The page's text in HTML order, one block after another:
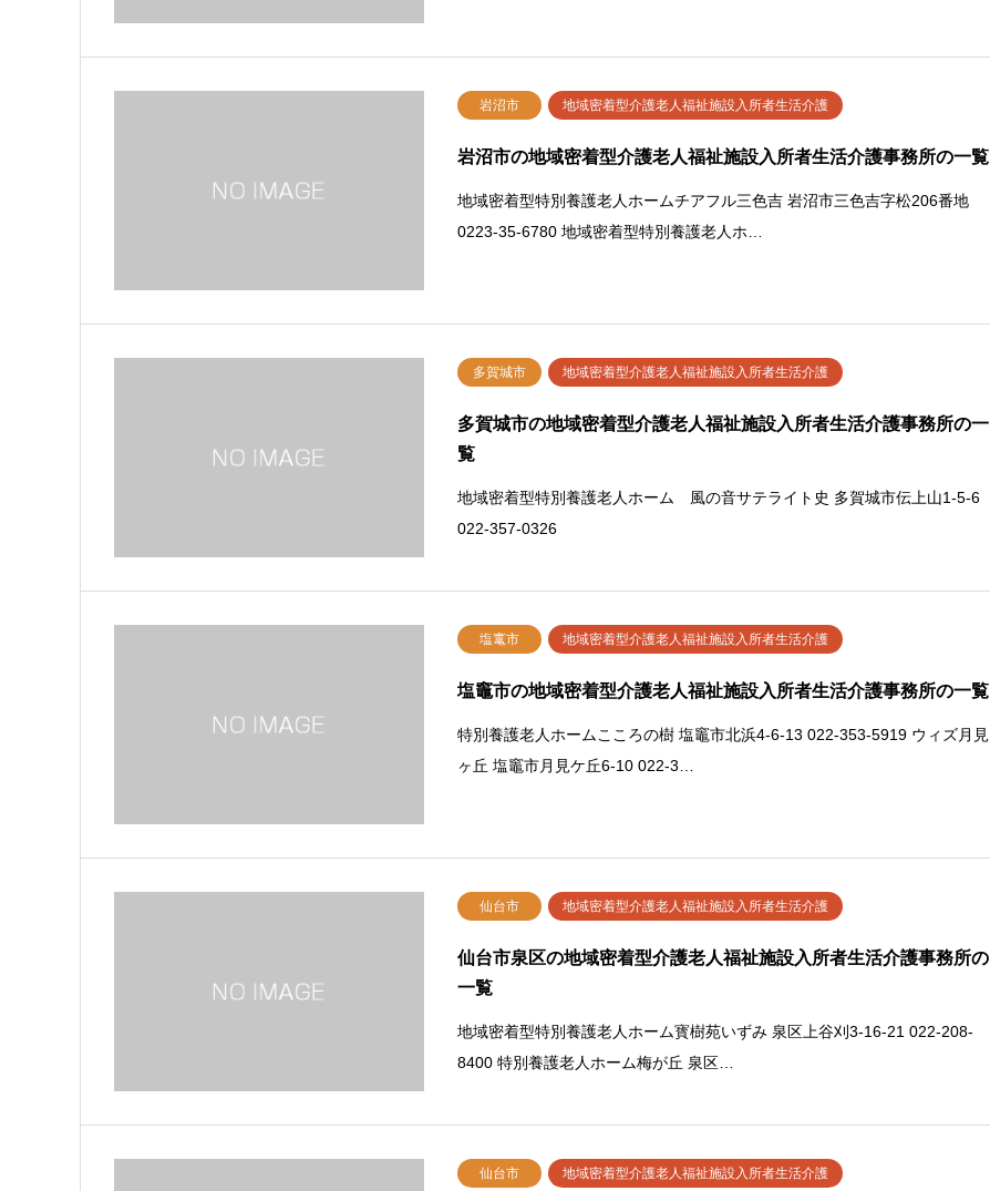
岩沼市 地域密着型介護老人福祉施設入所者生活介護
岩沼市の地域密着型介護老人福祉施設入所者生活介護事務所の一覧
地域密着型特別養護老人ホームチアフル三色吉 岩沼市三色吉字松206番地
0223-35-6780 地域密着型特別養護老人ホ…
多賀城市 地域密着型介護老人福祉施設入所者生活介護
多賀城市の地域密着型介護老人福祉施設入所者生活介護事務所の一
覧
地域密着型特別養護老人ホーム 風の音サテライト史 多賀城市伝上山1-5-6
022-357-0326
塩竃市 地域密着型介護老人福祉施設入所者生活介護
塩竈市の地域密着型介護老人福祉施設入所者生活介護事務所の一覧
特別養護老人ホームこころの樹 塩竈市北浜4-6-13 022-353-5919 ウィズ月見
ヶ丘 塩竈市月見ケ丘6-10 022-3…
仙台市 地域密着型介護老人福祉施設入所者生活介護
仙台市泉区の地域密着型介護老人福祉施設入所者生活介護事務所の
一覧
地域密着型特別養護老人ホーム寳樹苑いずみ 泉区上谷刈3-16-21 022-208-
8400 特別養護老人ホーム梅が丘 泉区…
仙台市 地域密着型介護老人福祉施設入所者生活介護